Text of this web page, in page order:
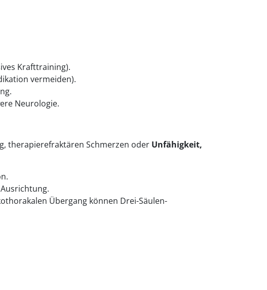
Krafttraining).
vermeiden).
Neurologie.
therapierefraktären Schmerzen oder Unfähigkeit,
Übergang können Drei-Säulen-